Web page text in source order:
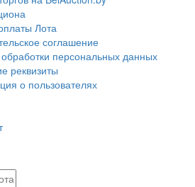
Лота
соглашение
персональных данных
реквизиты
о пользователях